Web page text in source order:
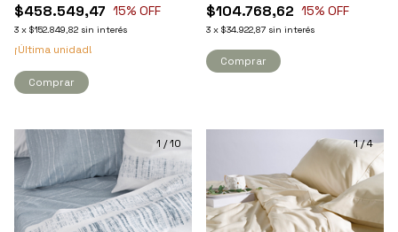
$458.549,47 15% OFF
3 x $152.849,82 sin interés
¡Última unidad!
Comprar
$104.768,62 15% OFF
3 x $34.922,87 sin interés
Comprar
1 /10 1/4